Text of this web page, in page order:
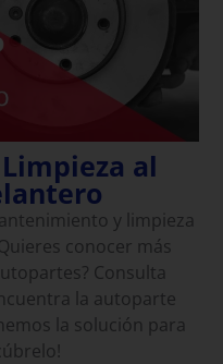
al
y limpieza
conocer más
Consulta
la autoparte
la solución para